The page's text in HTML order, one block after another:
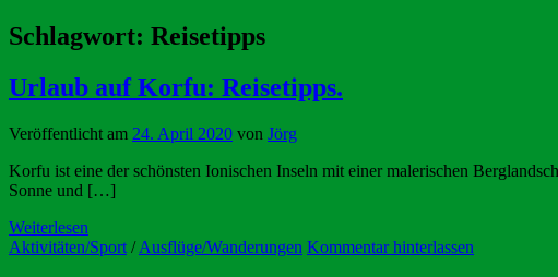
Schlagwort: Reisetipps
Urlaub auf Korfu: Reisetipps.
Veröffentlicht am 24. April 2020 von Jörg
Korfu ist eine der schönsten Ionischen Inseln mit einer malerischen
Sonne und […]
Weiterlesen
Aktivitäten/Sport /Ausflüge/Wanderungen Kommentar hinterlassen